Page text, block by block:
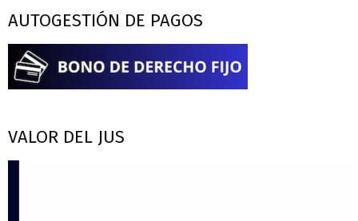
AUTOGESTIÓN DE PAGOS
VALOR DEL JUS